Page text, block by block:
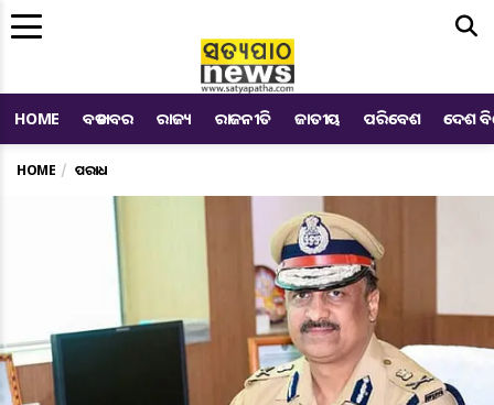
HOME ବଡ ଖବର ରାଜ୍ୟ ରାଜନୀତି ଜାତୀୟ ପରିବେଶ ଦେଶ
HOME ଅପରାଧ